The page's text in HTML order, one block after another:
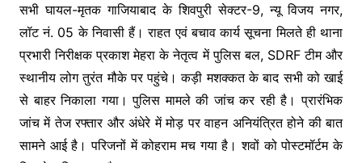
सभी घायल-मृतक गाजियाबाद के शिवपुरी सेक्टर-9, न्यू विजय नगर,
लॉट नं. 05 के निवासी हैं। राहत एवं बचाव कार्य सूचना मिलते ही थाना
प्रभारी निरीक्षक प्रकाश मेहरा के नेतृत्व में पुलिस बल, SDRF टीम और
स्थानीय लोग तुरंत मौके पर पहुंचे। कड़ी मशक्कत के बाद सभी को खाई
से बाहर निकाला गया। पुलिस मामले की जांच कर रही है। प्रारंभिक
जांच में तेज रफ्तार और अंधेरे में मोड़ पर वाहन अनियंत्रित होने की बात
सामने आई है। परिजनों में कोहराम मच गया है। शवों को पोस्टमॉर्टम के